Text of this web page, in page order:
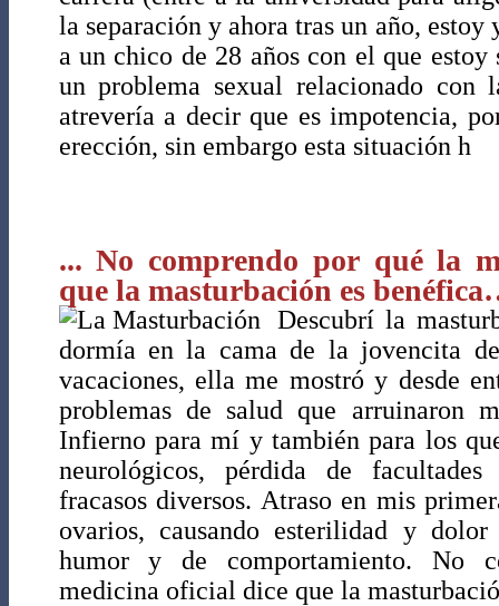
la separación y ahora tras un año,
a un chico de 28 años con el que estoy
un problema sexual relacionado con
atrevería a decir que es impotencia,
erección, sin embargo esta situación h
... No comprendo por qué la
que la masturbación es
Descubrí la
dormía en la cama de la jovencita
vacaciones, ella me mostró y desde
problemas de salud que
Infierno para mí y también para los
neurológicos, pérdida de
fracasos diversos. Atraso en mis
ovarios, causando esterilidad y
humor y de comportamiento. No
medicina oficial dice que la